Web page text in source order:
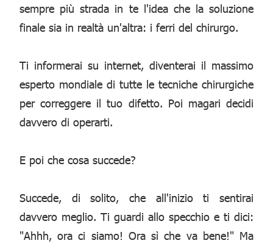
sempre più strada in te l'idea che la soluzione
finale sia in realtà un'altra: i ferri del chirurgo.
Ti informerai su internet, diventerai il massimo
esperto mondiale di tutte le tecniche chirurgiche
per correggere il tuo difetto. Poi magari decidi
davvero di operarti.
E poi che cosa succede?
Succede, di solito, che all'inizio ti sentirai
davvero meglio. Ti guardi allo specchio e ti dici:
"Ahhh, ora ci siamo! Ora sì che va bene!" Ma